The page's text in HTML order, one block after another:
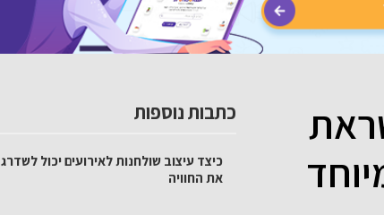
כתבות נוספות
כיצד עיצוב שולחנות לאירועים יכול לשדרג
את החוויה